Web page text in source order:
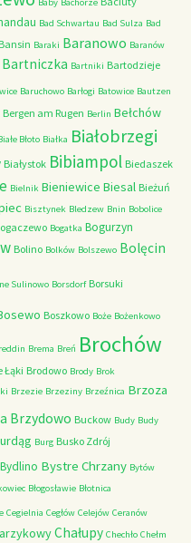
Bad Schwartau Bad Sulza Bad
Baraki Baranowo Baranów
Bartniczka Bartniki Bartodzieje
Baruchowo Barłogi Batowice Bautzen
Bergen am Rugen Berlin Bełchów
Błoto Białka Białobrzegi
Białystok Bibiampol Biedaszek
Bielnik Bieniewice Biesal Bieżuń
Bisztynek Bledzew Bnin Bobolice
Bogatka Bogurzyn
Bolino Bolków Bolszewo Bolęcin
Sulinowo Borsdorf Borsuki
Boszkowo Boże Bożenkowo
Brema Breń Brochów
Łąki Brodowo Brody Brok
Brzezie Brzeziny Brzeźnica Brzoza
Brzydowo Buckow Budy Budy
Burg Busko Zdrój
Bydlino Bystre Chrzany Bytów
Błogosławie Błotnica
Cegielnia Cegłów Celejów Ceranów
Chałupy Chechło Chełm